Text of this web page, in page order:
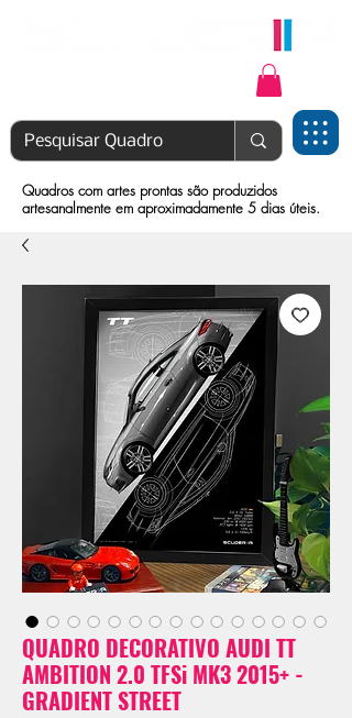
Quadros com artes prontas são produzidos
artesanalmente em aproximadamente 5 dias úteis.
QUADRO DECORATIVO AUDI TT
AMBITION 2.0 TFSi MK3 2015+ -
GRADIENT STREET